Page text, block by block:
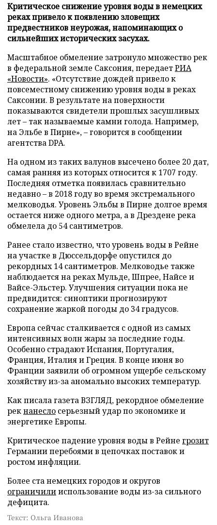
Критическое снижение уровня воды в немецких
реках привело к появлению зловещих
предвестников неурожая, напоминающих о
сильнейших исторических засухах.
Масштабное обмеление затронуло множество рек
в федеральной земле Саксония, передаетРИА
«Новости». «Отсутствие дождей привело к
повсеместному снижению уровня воды в реках
Саксонии. В результате на поверхности
показываются свидетели прошлых засушливых
лет – так называемые камни голода. Например,
на Эльбе в Пирне», – говорится в сообщении
агентства DPA.
На одном из таких валунов высечено более 20 дат,
самая ранняя из которых относится к 1707 году.
Последняя отметка появилась сравнительно
недавно – в 2018 году во время экстремального
мелководья. Уровень Эльбы в Пирне долгое время
остается ниже одного метра, а в Дрездене река
обмелела до 54 сантиметров.
Ранее стало известно, что уровень воды в Рейне
на участке в Дюссельдорфе опустился до
рекордных 14 сантиметров. Мелководье также
наблюдается на реках Мульде, Шпрее, Найсе и
Вайсе-Эльстер. Улучшения ситуации пока не
предвидится: синоптики прогнозируют
сохранение жаркой погоды до 34 градусов.
Европа сейчас сталкивается с одной из самых
интенсивных волн жары за последние годы.
Особенно страдают Испания, Португалия,
Франция, Италия и Греция. В конце июня во
Франции заявили об огромном ущербе сельскому
хозяйству из-за аномально высоких температур.
Как писала газета ВЗГЛЯД, рекордное обмеление
рекнанесло серьезный удар по экономике и
энергетике Европы.
Критическое падение уровня воды в Рейне грозит
Германии перебоями в цепочках поставок и
ростом инфляции.
Более ста немецких городов и округов
ограничилииспользование воды из-за сильного
дефицита.
Текст: Ольга Иванова